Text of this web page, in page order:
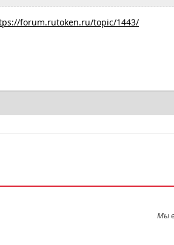
forum.rutoken.ru/topic/1443/
Мы